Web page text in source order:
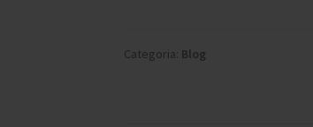
Categoria: Blog